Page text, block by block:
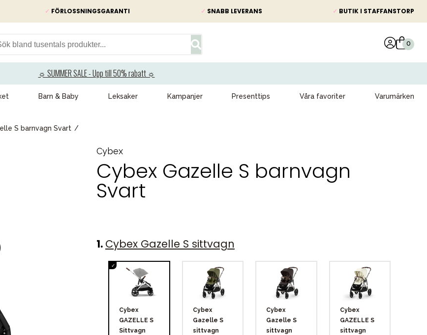
✓ FÖRLOSSNINGSGARANTI ✓ SNABB LEVERANS ✓ BUTIK I STAFFANSTORP
☼ SUMMER SALE - Upp till 50% rabatt ☼
Barn & Baby Leksaker Kampanjer Presenttips Våra favoriter Varumärken
S barnvagn Svart
Cybex
Cybex Gazelle S barnvagn
Svart
1. Cybex Gazelle S sittvagn
Cybex
GAZELLE S
Sittvagn
Cybex
Gazelle S
sittvagn
Cybex
Gazelle S
sittvagn
Cybex
GAZELLE S
sittvagn